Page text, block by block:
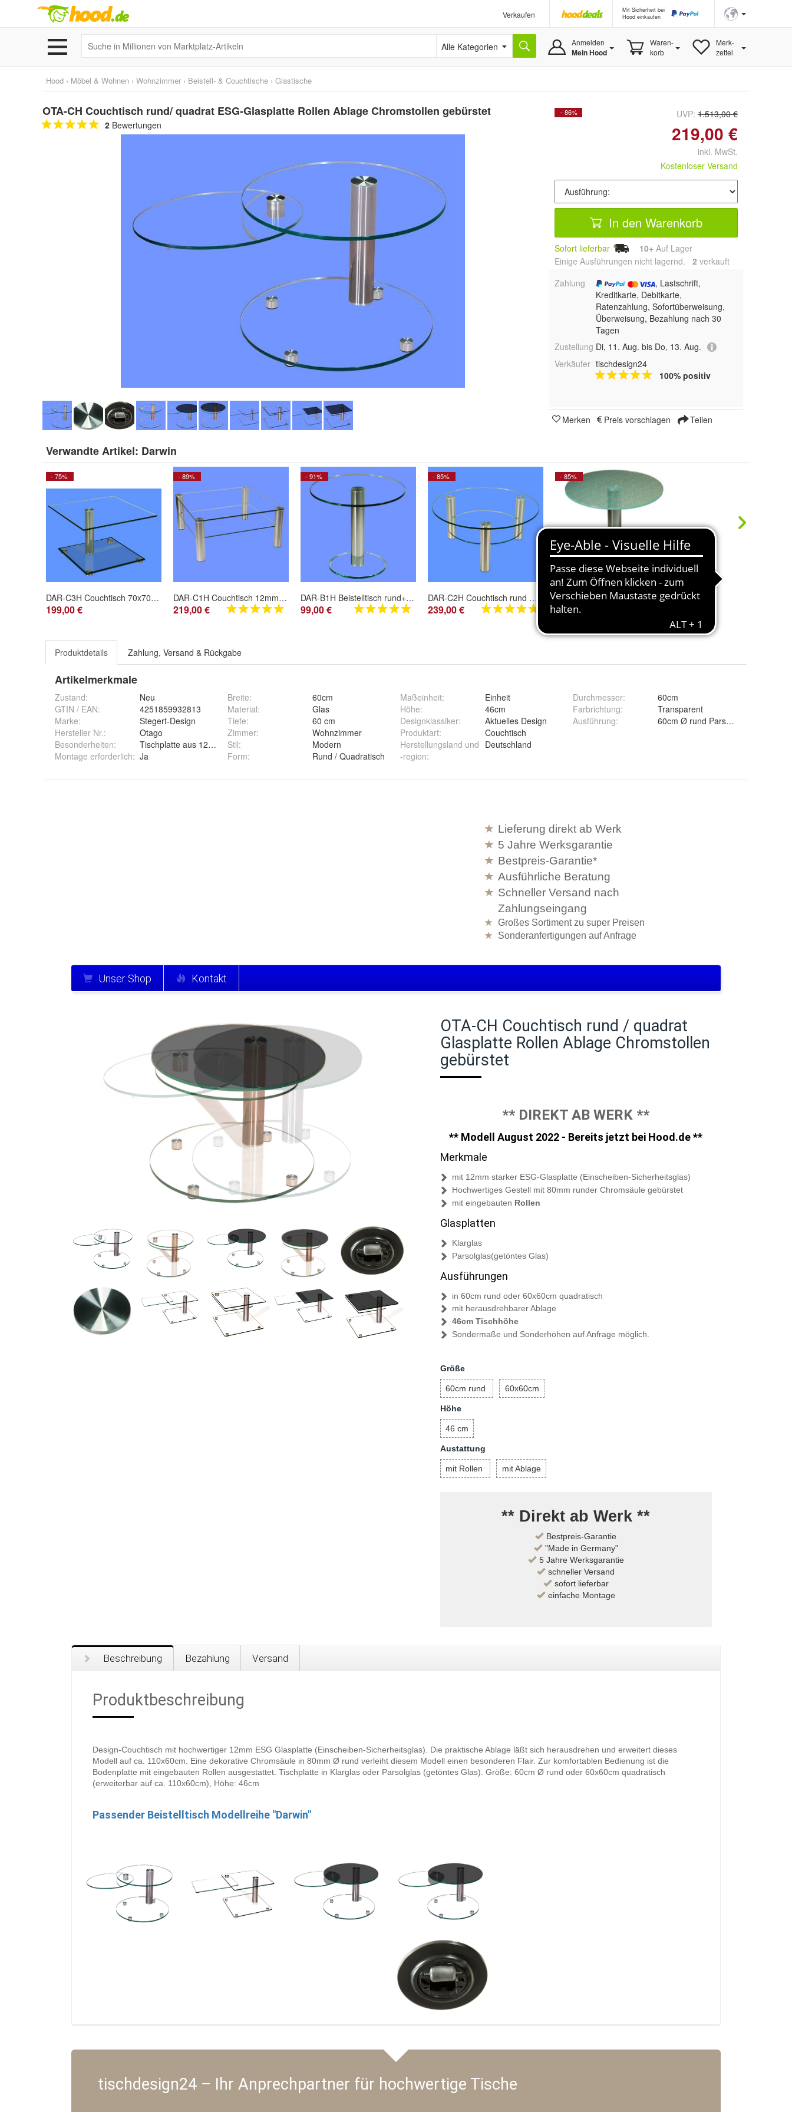
Verkaufen
Mit Sicherheit bei
Hood einkaufen
Alle Kategorien Anmelden
Mein Hood
Waren-
korb
Merk-
zettel
Hood › Möbel & Wohnen › Wohnzimmer › Beistell- & Couchtische › Glastische
OTA-CH Couchtisch rund/ quadrat ESG-Glasplatte Rollen Ablage Chromstollen gebürstet
2 Bewertungen
- 86% UVP: 1.513,00 €
219,00 €
inkl. MwSt.
Kostenloser Versand
In den Warenkorb
Sofort lieferbar 10+ Auf Lager
Einige Ausführungen nicht lagernd. 2 verkauft
Zahlung
, Lastschrift,
Kreditkarte, Debitkarte,
Ratenzahlung, Sofortüberweisung,
Überweisung, Bezahlung nach 30
Tagen
Zustellung Di, 11. Aug. bis Do, 13. Aug.
Verkäufer tischdesign24
100% positiv
Merken Preis vorschlagen Teilen
Verwandte Artikel: Darwin
- 75%
DAR-C3H Couchtisch 70x70cm Klarglas mit Rollen. Optional Sockel in Lack weiß
199,00 €
- 89%
DAR-C1H Couchtisch 12mm Glasplatte mit Rollen und Ablage Chromstollen gebürstet
219,00 €
- 91%
DAR-B1H Beistelltisch rund+ quadratisch Glas 50cm Höhe Säule Chrom gebürstet Ab Werk
99,00 €
- 85%
DAR-C2H Couchtisch rund Glasplatte mit Rollen und Ablage Chromstollen gebürstet
239,00 €
- 85%
DAR-B2H Beistelltisch rund mit Crashglas- oder Bambus-Optik 50cm Höhe Chromsäule
99,00 €
Produktdetails Zahlung, Versand & Rückgabe
Artikelmerkmale
Zustand:
Neu
GTIN / EAN:
4251859932813
Marke:
Stegert-Design
Hersteller Nr.:
Otago
Besonderheiten:
Tischplatte aus 12mm ESG-Glas
Montage erforderlich: Ja
Breite:
60cm
Material:
Glas
Tiefe:
60 cm
Zimmer:
Wohnzimmer
Stil:
Modern
Form: Rund / Quadratisch
Maßeinheit:
Einheit
Höhe:
46cm
Designklassiker:
Aktuelles Design
Produktart:
Couchtisch
Herstellungsland und
-region:
Deutschland
Durchmesser:
60cm
Farbrichtung:
Transparent
Ausführung: